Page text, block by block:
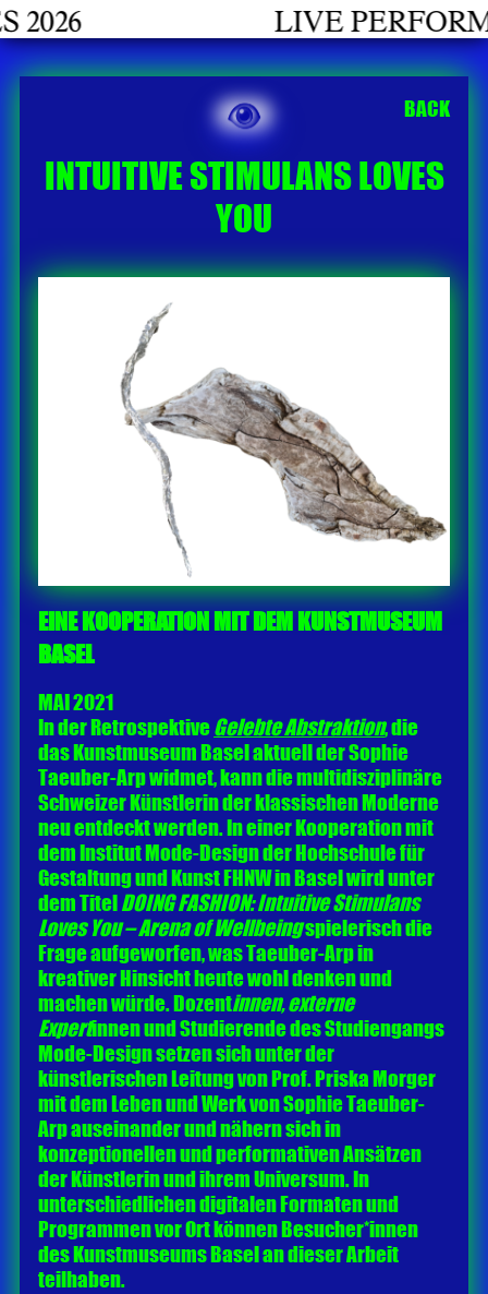
LIVE
BACK
INTUITIVE STIMULANS LOVES
YOU
EINE KOOPERATION MIT DEM KUNSTMUSEUM
BASEL
MAI 2021
In der RetrospektiveGelebte Abstraktion, die
das Kunstmuseum Basel aktuell der Sophie
Taeuber-Arp widmet, kann die multidisziplinäre
Schweizer Künstlerin der klassischen Moderne
neu entdeckt werden. In einer Kooperation mit
dem Institut Mode-Design der Hochschule für
Gestaltung und Kunst FHNW in Basel wird unter
dem TitelDOING FASHION: Intuitive Stimulans
Loves You – Arena of Wellbeingspielerisch die
Frage aufgeworfen, was Taeuber-Arp in
kreativer Hinsicht heute wohl denken und
machen würde. Dozentinnen, externe
Expertinnen und Studierende des Studiengangs
Mode-Design setzen sich unter der
künstlerischen Leitung von Prof. Priska Morger
mit dem Leben und Werk von Sophie Taeuber-
Arp auseinander und nähern sich in
konzeptionellen und performativen Ansätzen
der Künstlerin und ihrem Universum. In
unterschiedlichen digitalen Formaten und
Programmen vor Ort können Besucher*innen
des Kunstmuseums Basel an dieser Arbeit
teilhaben.